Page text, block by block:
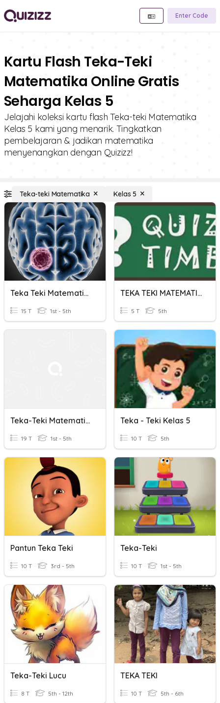
Enter Code
Kartu Flash Teka-Teki
Matematika Online Gratis
Seharga Kelas 5
Jelajahi koleksi kartu flash Teka-teki Matematika
Kelas 5 kami yang menarik. Tingkatkan
pembelajaran & jadikan matematika
menyenangkan dengan Quizizz!
Teka-teki Matematika Kelas 5
Teka Teki Matematika
15 T 1st - 5th
TEKA TEKI MATEMATIKA
5 T 5th
Teka-Teki Matematika 2
19 T 1st - 5th
Teka - Teki Kelas 5
10 T 5th
Pantun Teka Teki
10 T 3rd - 5th
Teka-Teki
10 T 1st - 5th
Teka-Teki Lucu
8 T 5th - 12th
TEKA TEKI
10 T 5th - 6th